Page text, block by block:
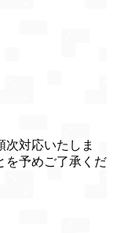
次対応いたしま
を予めご了承くだ